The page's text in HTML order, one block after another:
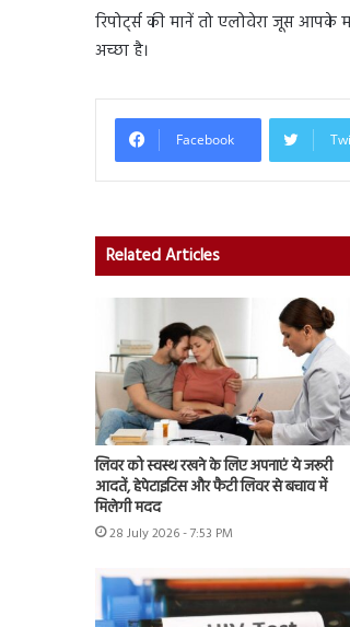
रिपोर्ट्स की मानें तो एलोवेरा जूस
अच्छा है।
Facebook
Related Articles
लिवर को स्वस्थ रखने के लिए अपनाएं ये जरूरी
आदतें, हेपेटाइटिस और फैटी लिवर से बचाव में
मिलेगी मदद
28 July 2026 - 7:53 PM